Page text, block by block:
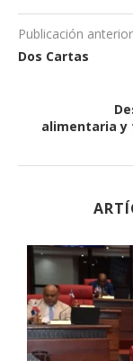
Publicación anterior
Dos Cartas
alimentaria y